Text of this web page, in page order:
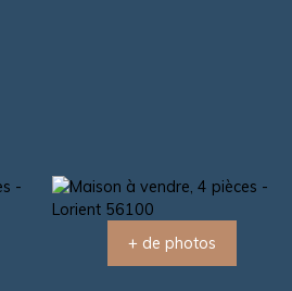
Estimation
+ de photos